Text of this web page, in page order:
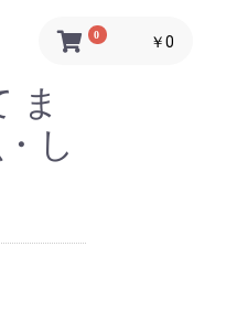
0 ￥0
ま
し